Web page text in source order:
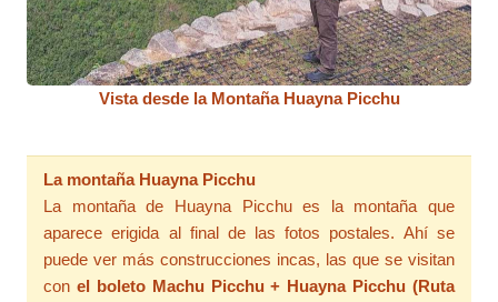
Vista desde la Montaña Huayna Picchu
La montaña Huayna Picchu
La montaña de Huayna Picchu es la montaña que
aparece erigida al final de las fotos postales. Ahí se
puede ver más construcciones incas, las que se visitan
conel boleto Machu Picchu + Huayna Picchu (Ruta